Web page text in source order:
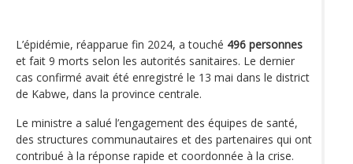
L’épidémie, réapparue fin 2024, a touché 496 personnes
et fait 9 morts selon les autorités sanitaires. Le dernier
cas confirmé avait été enregistré le 13 mai dans le district
de Kabwe, dans la province centrale.
Le ministre a salué l’engagement des équipes de santé,
des structures communautaires et des partenaires qui ont
contribué à la réponse rapide et coordonnée à la crise.